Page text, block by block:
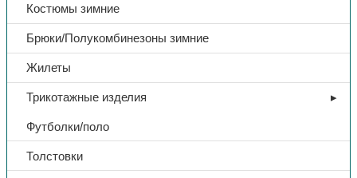
Костюмы зимние
Брюки/Полукомбинезоны зимние
Жилеты
Трикотажные изделия
Футболки/поло
Толстовки